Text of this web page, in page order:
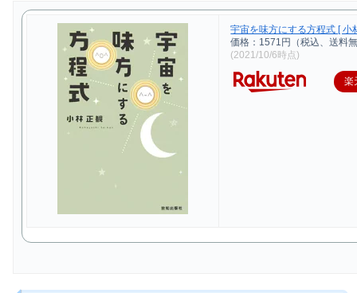
宇宙を味方にする方程式 [ 小
価格：1571円（税込、送料
(2021/10/6時点)
楽